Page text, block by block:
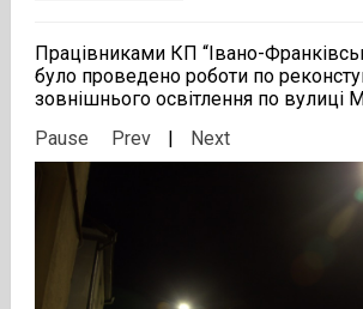
Працівниками КП “Івано-
було проведено роботи по
зовнішнього освітлення по вулиці
Pause
Prev | Next